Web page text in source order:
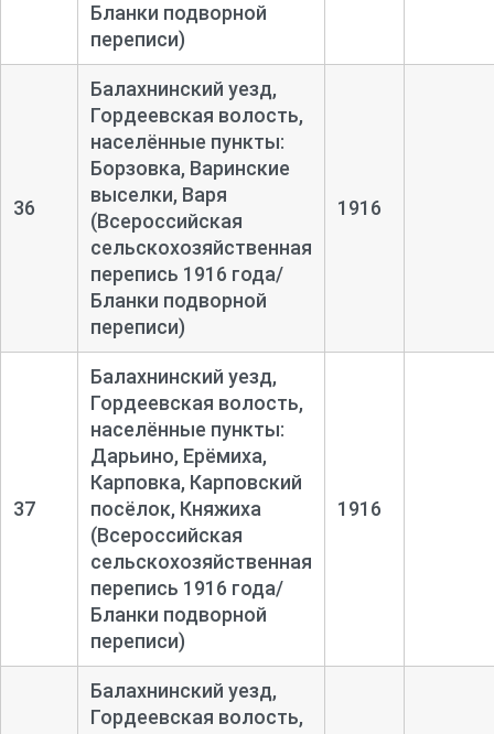
Бланки подворной
переписи)
36
Балахнинский уезд,
Гордеевская волость,
населённые пункты:
Борзовка, Варинские
выселки, Варя
(Всероссийская
сельскохозяйственная
перепись 1916 года/
Бланки подворной
переписи)
1916
37
Балахнинский уезд,
Гордеевская волость,
населённые пункты:
Дарьино, Ерёмиха,
Карповка, Карповский
посёлок, Княжиха
(Всероссийская
сельскохозяйственная
перепись 1916 года/
Бланки подворной
переписи)
1916
Балахнинский уезд,
Гордеевская волость,